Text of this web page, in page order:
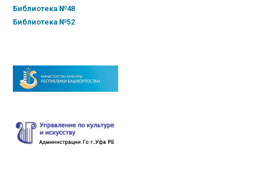
Библиотека №48
Библиотека №52